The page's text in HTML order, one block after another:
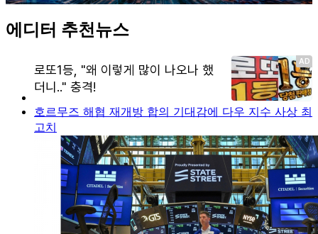
에디터 추천뉴스
호르무즈 해협 재개방 합의 기대감에 다우 지수 사상 최
고치